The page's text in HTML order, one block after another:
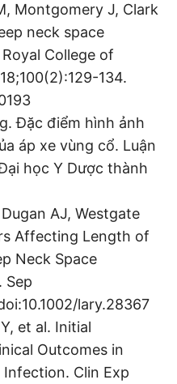
Montgomery J, Clark
neck space
College of
134.
Đặc điểm hình ảnh
áp xe vùng cổ. Luận
học Y Dược thành
AJ, Westgate
Affecting Length of
Neck Space
Sep
lary.28367
et al. Initial
Outcomes in
Clin Exp